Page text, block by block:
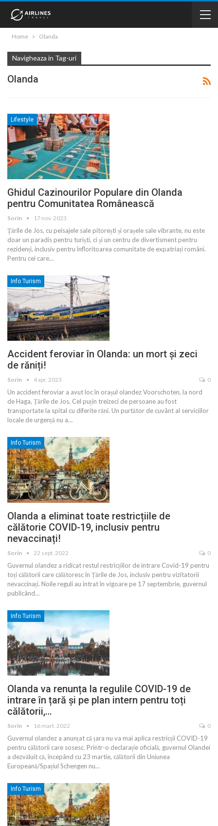
Home Olanda
Navigheaza in Tag-uri
Olanda
Lifestyle
Ghidul Cazinourilor Populare din Olanda
pentru Comunitatea Românească
Sorin 17 nov. 2023
Țările de Jos, cu peisajele sale pitorești și orașele sale vibrante, nu este
doar un paradis pentru turiști, ci și un centru de divertisment pentru
rezidenți, inclusiv pentru înfloritoarea comunitate de expatriați români.
Pentru cei care…
Info Turism
Accident feroviar în Olanda: un mort și zeci
de răniți!
Sorin 4 apr. 2023 0
Un accident feroviar a avut loc în orașul olandez Voorschoten, la nord
de Haga, Țările de Jos. Cel puțin treizeci de persoane au fost
transportate la spital cu diferite răni. Un purtător de cuvânt al serviciilor
locale de urgență nu a…
Info Turism
Olanda a eliminat toate restricțiile de
călătorie COVID-19, inclusiv pentru
nevaccinați!
Sorin 22 sept. 2022 0
Guvernul olandez a ridicat restul restricțiilor de intrare Covid-19 pentru
toți călătorii care călătoresc în Țările de Jos, inclusiv pentru vizitatorii
nevaccinați. Noile reguli au intrat în vigoare pe 17 septembrie, guvernul
publicând…
Info Turism
Olanda va renunța la regulile COVID-19 de
intrare în țară și pe plan intern pentru toți
călătorii,…
Sorin 16 mart. 2022 0
Guvernul olandez a anunțat că țara nu va mai aplica restricții COVID-19
pentru călătorii care sosesc. Printr-o declarație oficială, guvernul Olandei
a dezvăluit că, începând cu 23 martie, călătorii din Uniunea
Europeană/Spațiul Schengen nu…
Info Turism